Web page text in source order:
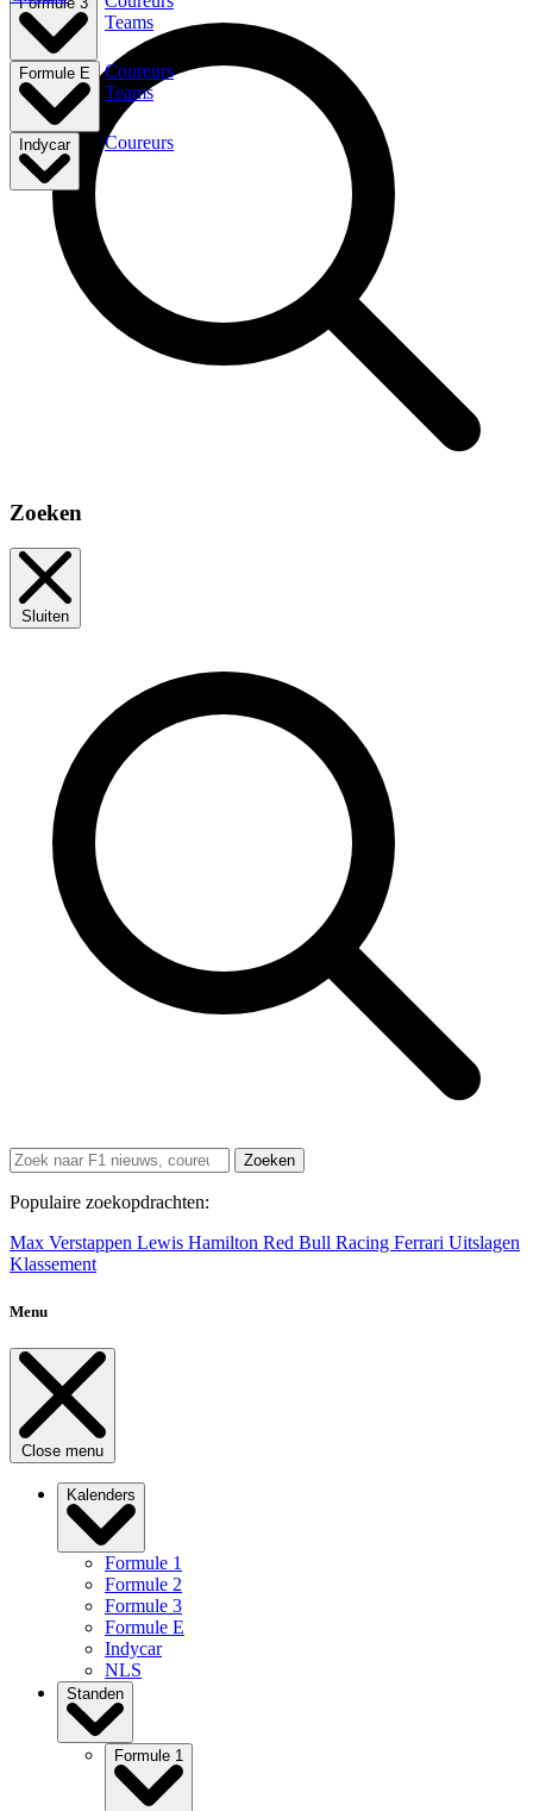
Teams
Formule E
Coureurs
Teams
Indycar Coureurs
Zoeken
Sluiten
Zoeken
Populaire zoekopdrachten:
Max Verstappen Lewis Hamilton Red Bull Racing Ferrari Uitslagen
Klassement
Menu
Close menu
Kalenders
Formule 1
Formule 2
Formule 3
Formule E
Indycar
NLS
Standen
Formule 1